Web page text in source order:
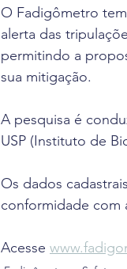
O Fadigômetro
alerta das
permitindo a
sua mitigação.
A pesquisa é
USP (Instituto de
Os dados
conformidade com
Acesse